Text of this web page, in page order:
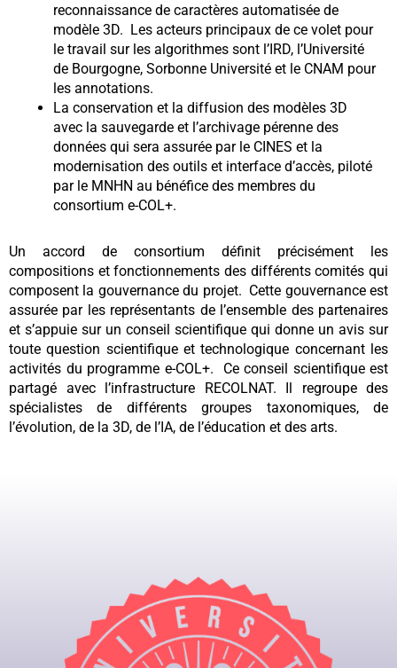
reconnaissance de caractères automatisée de
modèle 3D. Les acteurs principaux de ce volet pour
le travail sur les algorithmes sont l’IRD, l’Université
de Bourgogne, Sorbonne Université et le CNAM pour
les annotations.
La conservation et la diffusion des modèles 3D
avec la sauvegarde et l’archivage pérenne des
données qui sera assurée par le CINES et la
modernisation des outils et interface d’accès, piloté
par le MNHN au bénéfice des membres du
consortium e-COL+.
Un accord de consortium définit précisément les
compositions et fonctionnements des différents comités qui
composent la gouvernance du projet. Cette gouvernance est
assurée par les représentants de l’ensemble des partenaires
et s’appuie sur un conseil scientifique qui donne un avis sur
toute question scientifique et technologique concernant les
activités du programme e-COL+. Ce conseil scientifique est
partagé avec l’infrastructure RECOLNAT. Il regroupe des
spécialistes de différents groupes taxonomiques, de
l’évolution, de la 3D, de l’IA, de l’éducation et des arts.